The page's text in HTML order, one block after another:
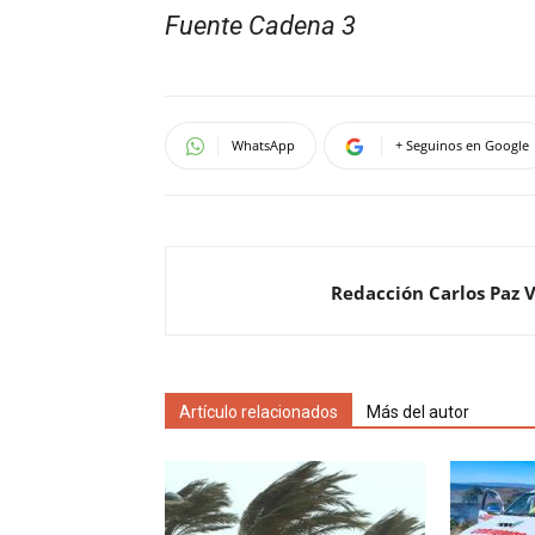
Fuente Cadena 3
WhatsApp + Seguinos en Google
Redacción Carlos Paz
Artículo relacionados Más del autor